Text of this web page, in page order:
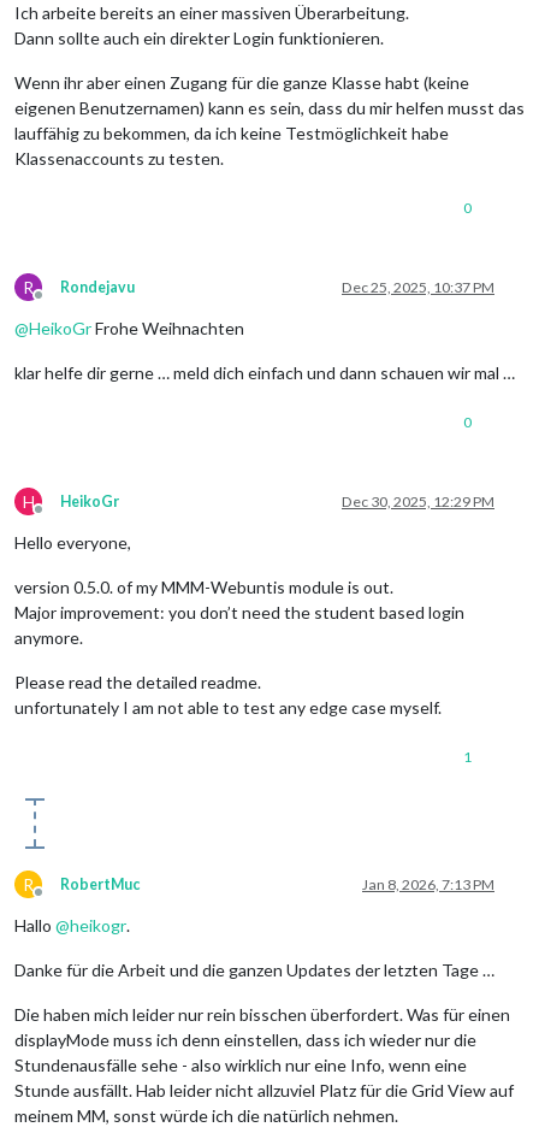
Ich arbeite bereits an einer massiven Überarbeitung.
Dann sollte auch ein direkter Login funktionieren.
Wenn ihr aber einen Zugang für die ganze Klasse habt (keine
eigenen Benutzernamen) kann es sein, dass du mir helfen musst das
lauffähig zu bekommen, da ich keine Testmöglichkeit habe
Klassenaccounts zu testen.
0
R
Offline
Rondejavu Dec 25, 2025, 10:37 PM
@HeikoGrFrohe Weihnachten
klar helfe dir gerne … meld dich einfach und dann schauen wir mal …
0
H
Offline
HeikoGr Dec 30, 2025, 12:29 PM
Hello everyone,
version 0.5.0. of my MMM-Webuntis module is out.
Major improvement: you don’t need the student based login
anymore.
Please read the detailed readme.
unfortunately I am not able to test any edge case myself.
1
R
Offline
RobertMuc Jan 8, 2026, 7:13 PM
Hallo @heikogr.
Danke für die Arbeit und die ganzen Updates der letzten Tage …
Die haben mich leider nur rein bisschen überfordert. Was für einen
displayMode muss ich denn einstellen, dass ich wieder nur die
Stundenausfälle sehe - also wirklich nur eine Info, wenn eine
Stunde ausfällt. Hab leider nicht allzuviel Platz für die Grid View auf
meinem MM, sonst würde ich die natürlich nehmen.